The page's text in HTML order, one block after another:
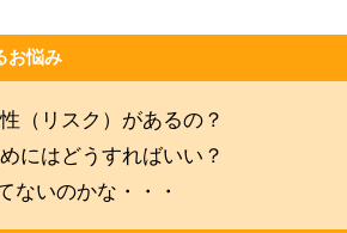
お悩み
（リスク）があるの？
にはどうすればいい？
ないのかな・・・